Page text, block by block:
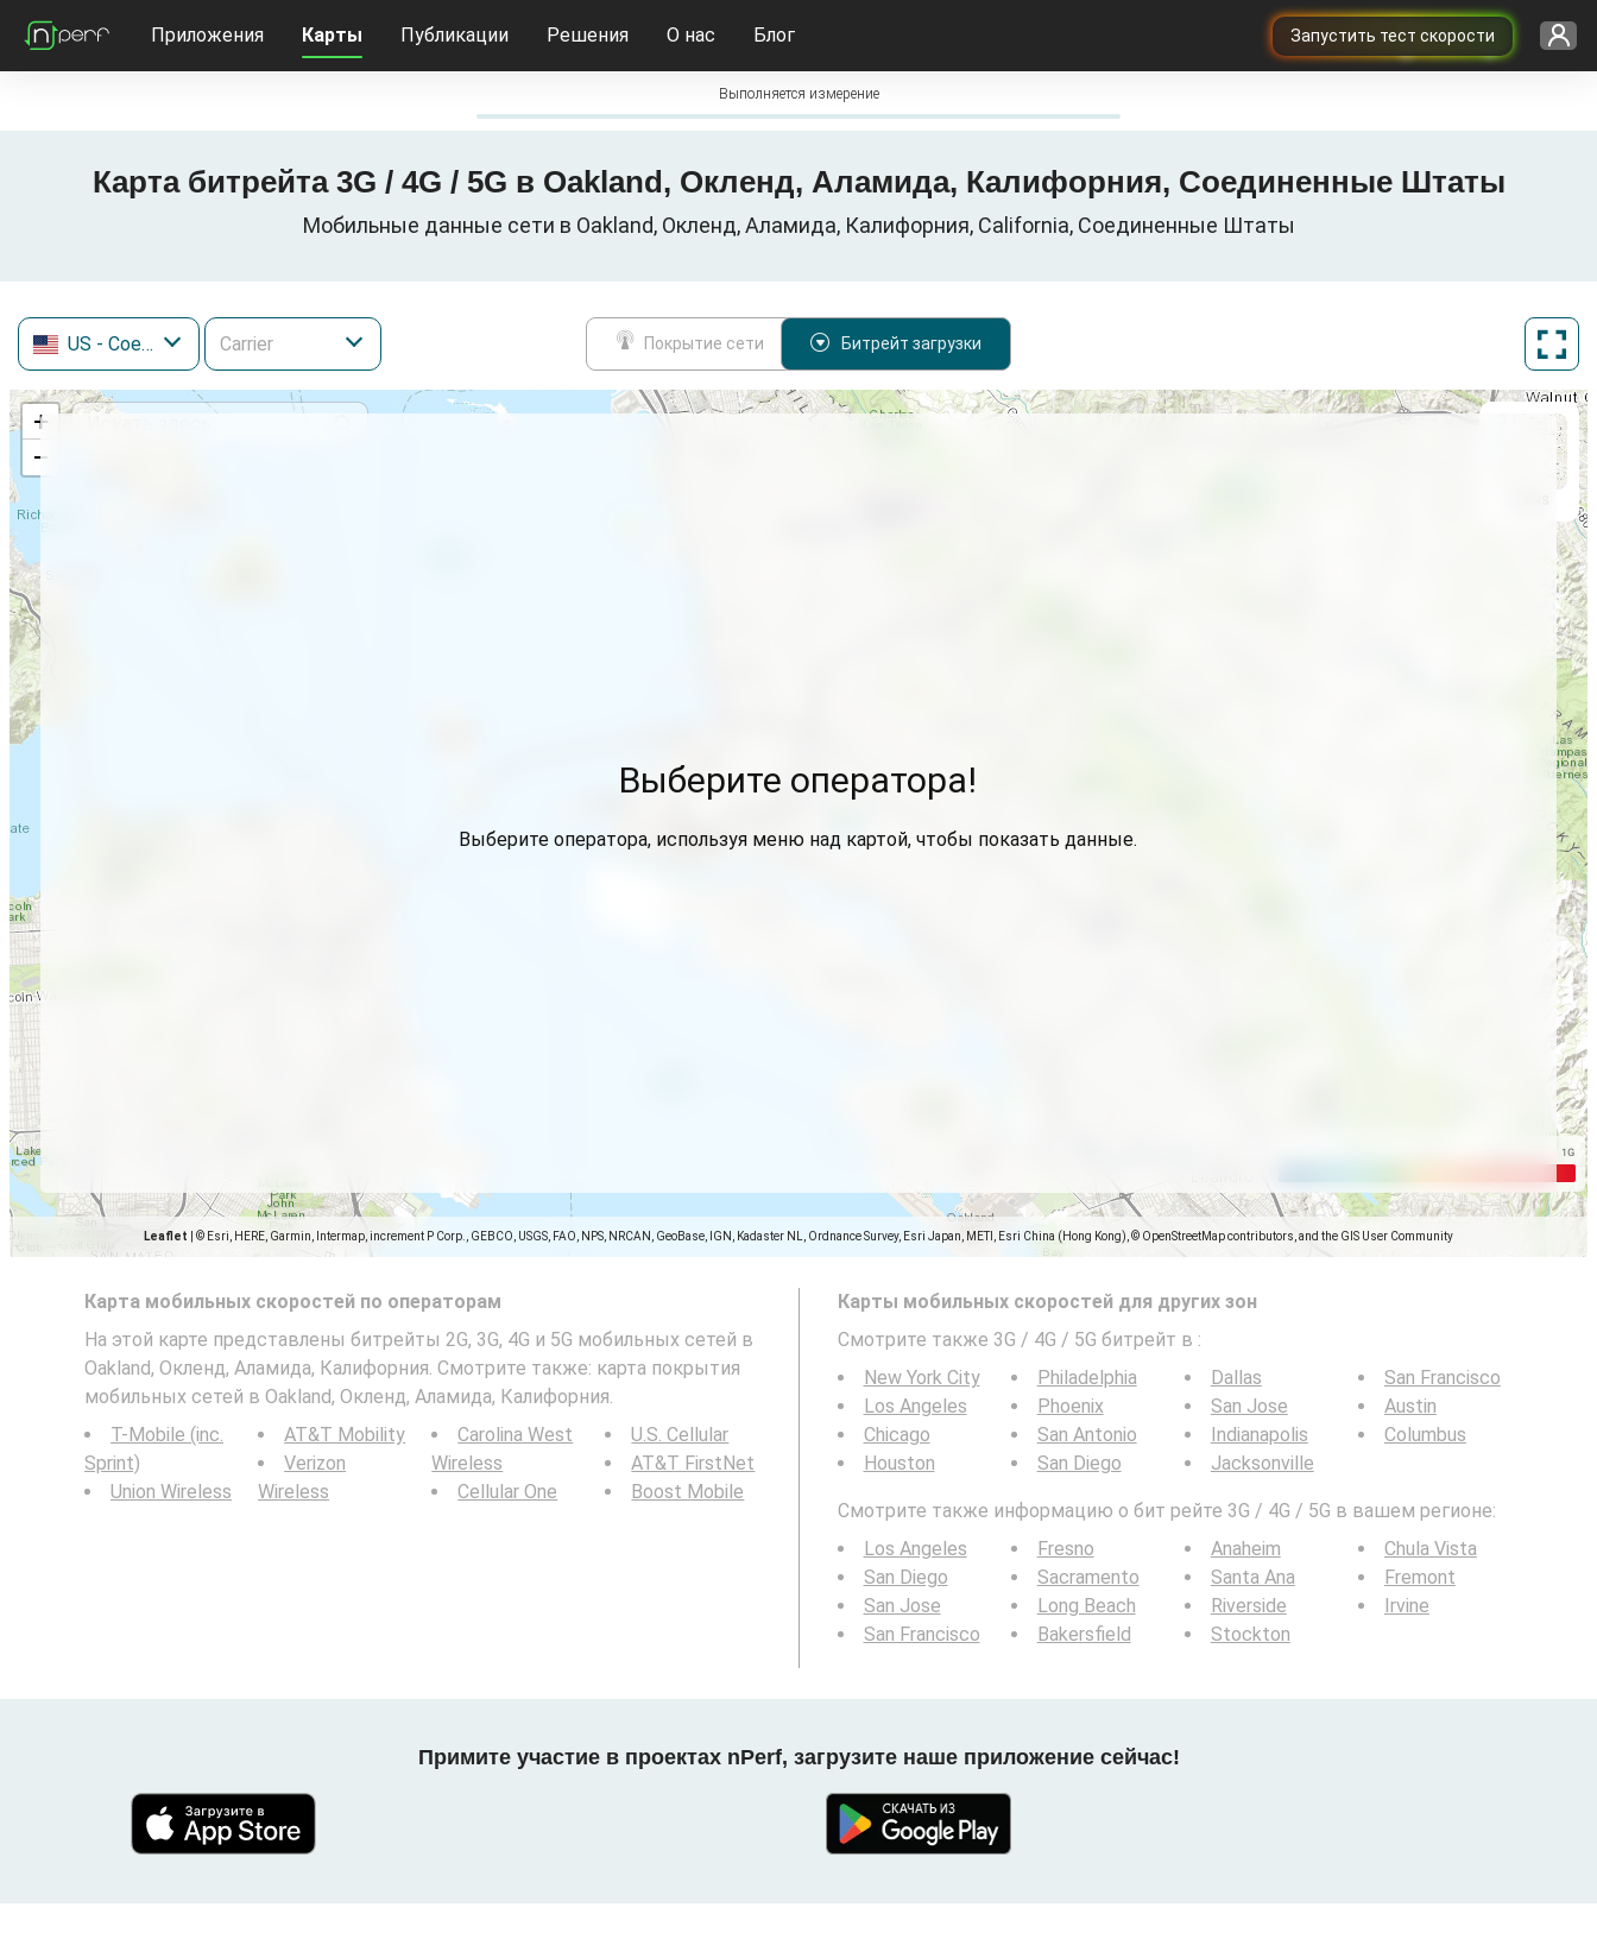
Запустить тест скорости
Приложения Карты Публикации Решения О нас Блог
Выполняется измерение
Карта битрейта 3G / 4G / 5G в Oakland, Окленд, Аламида, Калифорния, Соединенные Штаты
Мобильные данные сети в Oakland, Окленд, Аламида, Калифорния, California, Соединенные Штаты
US - Соединенные Штаты Покрытие сети Битрейт загрузки
+
−
Leaflet © Esri, HERE, Garmin, Intermap, increment P Corp., GEBCO, USGS, FAO, NPS, NRCAN, GeoBase, IGN, Kadaster NL, Ordnance Survey, Esri Japan, METI, Esri China (Hong Kong), © OpenStreetMap contributors, and the GIS User Community
Выберите оператора!
Выберите оператора, используя меню над картой, чтобы показать данные.
Карта мобильных скоростей по операторам
На этой карте представлены битрейты 2G, 3G, 4G и 5G мобильных сетей в
Oakland, Окленд, Аламида, Калифорния. Смотрите также: карта покрытия
мобильных сетей в Oakland, Окленд, Аламида, Калифорния.
T-Mobile (inc.
Sprint)
Union Wireless
AT&T Mobility
Verizon
Wireless
Carolina West
Wireless
Cellular One
U.S. Cellular
AT&T FirstNet
Boost Mobile
Карты мобильных скоростей для других зон
Смотрите также 3G / 4G / 5G битрейт в :
New York City
Los Angeles
Chicago
Houston
Philadelphia
Phoenix
San Antonio
San Diego
Dallas
San Jose
Indianapolis
Jacksonville
San Francisco
Austin
Columbus
Смотрите также информацию о бит рейте 3G / 4G / 5G в вашем регионе:
Los Angeles
San Diego
San Jose
San Francisco
Fresno
Sacramento
Long Beach
Bakersfield
Anaheim
Santa Ana
Riverside
Stockton
Chula Vista
Fremont
Irvine
Примите участие в проектах nPerf, загрузите наше приложение сейчас!